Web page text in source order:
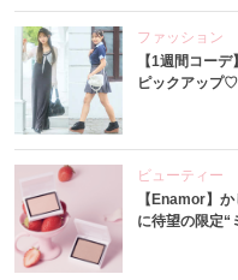
ファッション
【1週間コー
ピックアップ♡
ビューティー
【Enamor】
に待望の限定“